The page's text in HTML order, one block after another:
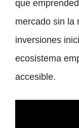
que
mercado sin la
inversiones
ecosistema
accesible.